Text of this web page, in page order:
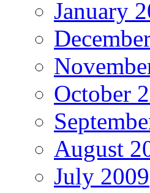
January
October
August
July 2009